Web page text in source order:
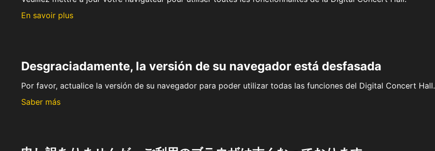
En savoir plus
Desgraciadamente, la versión de su navegador está desfasada
Por favor, actualice la versión de su navegador para poder utilizar todas las funciones del Digital Concert Hall.
Saber más